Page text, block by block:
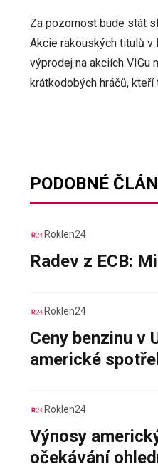
Za pozornost bude stát
Akcie rakouských titulů v
výprodej na akciích
krátkodobých hráčů,
PODOBNÉ
Roklen24
Radev z ECB:
Roklen24
Ceny benzinu v
americké
Roklen24
Výnosy
očekávání